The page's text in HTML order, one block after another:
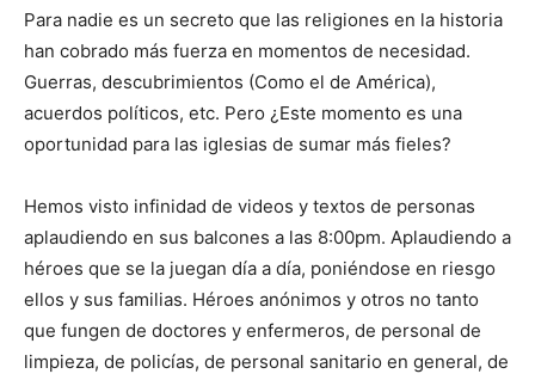
Para nadie es un secreto que las religiones en la historia
han cobrado más fuerza en momentos de necesidad.
Guerras, descubrimientos (Como el de América),
acuerdos políticos, etc. Pero ¿Este momento es una
oportunidad para las iglesias de sumar más fieles?
Hemos visto infinidad de videos y textos de personas
aplaudiendo en sus balcones a las 8:00pm. Aplaudiendo a
héroes que se la juegan día a día, poniéndose en riesgo
ellos y sus familias. Héroes anónimos y otros no tanto
que fungen de doctores y enfermeros, de personal de
limpieza, de policías, de personal sanitario en general, de